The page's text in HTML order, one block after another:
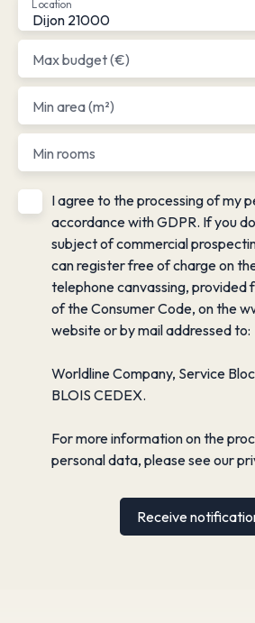
Dijon 21000
Location
Max budget (€)
Min area (m²)
Min rooms
I agree to the processing of my
accordance with GDPR. If you
subject of commercial
can register free of charge on
telephone canvassing, provided
of the Consumer Code, on the
website or by mail addressed to:
Worldline Company, Service
BLOIS CEDEX.
For more information on the
personal data, please see our
Receive